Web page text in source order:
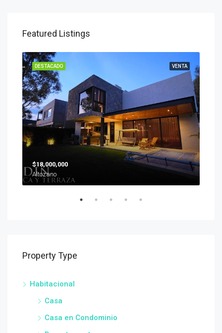
Featured Listings
VENTA
DESTACADO
$18,000,000
Altozano
Property Type
Habitacional
Casa
Casa en Condominio